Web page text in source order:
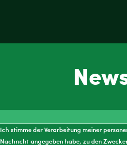
Ich stimme der Verarbeitung meiner
Nachricht angegeben habe, zu den